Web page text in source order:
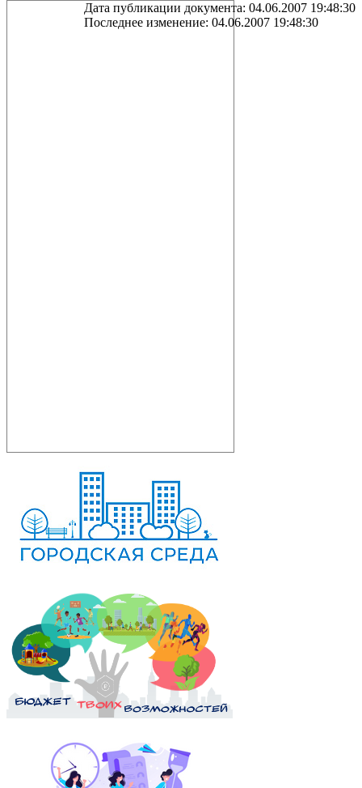
Дата публикации документа: 04.06.2007 19:48:30
Последнее изменение: 04.06.2007 19:48:30